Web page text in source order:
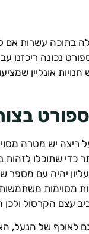
בתוכה עשרות אם
נכונה ריכזנו
חנויות אונליין
ריצה יש מטרה
כדי שתוכלו
יהיה עם מספר
מסוימות
עצם הקרסול
לאוכף של